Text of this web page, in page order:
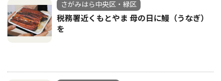
さがみはら中央区・緑区
税務署近くもとやま 母の日に鰻（うなぎ）
を